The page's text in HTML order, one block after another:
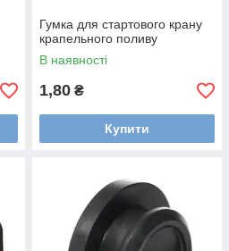
Гумка для стартового крану
крапельного поливу
В наявності
1,80 ₴
Купити